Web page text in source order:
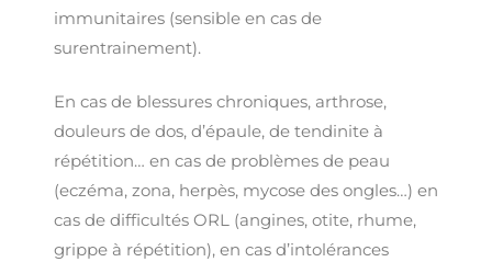
immunitaires (sensible en cas de
surentrainement).
En cas de blessures chroniques, arthrose,
douleurs de dos, d’épaule, de tendinite à
répétition… en cas de problèmes de peau
(eczéma, zona, herpès, mycose des ongles…) en
cas de difficultés ORL (angines, otite, rhume,
grippe à répétition), en cas d’intolérances